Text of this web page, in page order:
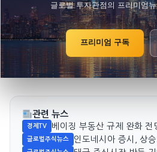
글로벌 투자관점의 프리미엄
프리미엄 구독
관련 뉴스
경제TV 베이징 부동산 규제 완화 전
글로벌주식뉴스 인도네시아 증시, 상